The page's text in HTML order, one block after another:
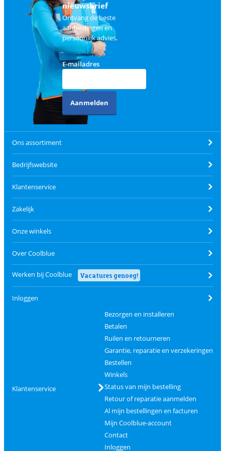
nieuwsbrief
Ontvang de beste
aanbiedingen en
persoonlijk advies.
E-mailadres
Aanmelden
Ons assortiment
Bedrijfswebsite
Klantenservice
Zakelijk
Onze winkels
Over Coolblue
Werken bij Coolblue Vacatures genoeg!
Inloggen
Klantenservice
Bezorgen en installeren
Betalen
Ruilen en retourneren
Garantie, reparatie en verzekeringen
Bestellen
Winkels
Status van mijn bestelling
Retour of reparatie aanmelden
Al mijn bestellingen en facturen
Mijn Coolblue-account
Contact
Inloggen